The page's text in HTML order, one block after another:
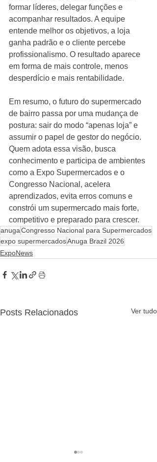
formar líderes, delegar funções e
acompanhar resultados. A equipe
entende melhor os objetivos, a loja
ganha padrão e o cliente percebe
profissionalismo. O resultado aparece
em forma de mais controle, menos
desperdício e mais rentabilidade.
Em resumo, o futuro do supermercado
de bairro passa por uma mudança de
postura: sair do modo “apenas loja” e
assumir o papel de gestor do negócio.
Quem adota essa visão, busca
conhecimento e participa de ambientes
como a Expo Supermercados e o
Congresso Nacional, acelera
aprendizados, evita erros comuns e
constrói um supermercado mais forte,
competitivo e preparado para crescer.
anugaCongresso Nacional para Supermercados
expo supermercadosAnuga Brazil 2026
ExpoNews
Posts Relacionados Ver tudo